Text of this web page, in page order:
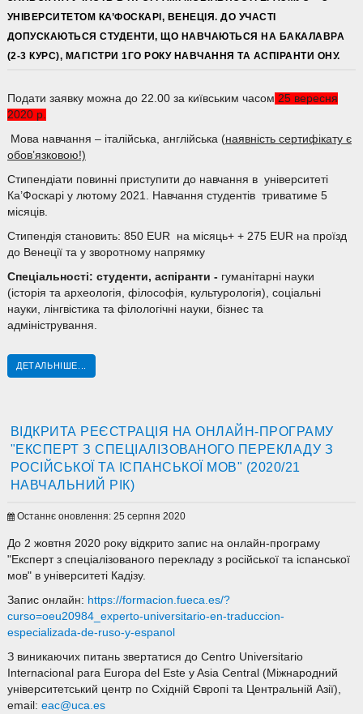
УНІВЕРСИТЕТОМ КА’ФОСКАРІ, ВЕНЕЦІЯ. ДО УЧАСТІ
ДОПУСКАЮТЬСЯ СТУДЕНТИ, ЩО НАВЧАЮТЬСЯ НА БАКАЛАВРА
(2-3 КУРС), МАГІСТРИ 1ГО РОКУ НАВЧАННЯ ТА АСПІРАНТИ ОНУ.
Подати заявку можна до 22.00 за київським часом 25 вересня
2020 р.
Мова навчання – італійська, англійська (наявність сертифікату є
обов’язковою!)
Стипендіати повинні приступити до навчання в університеті
Ка’Фоскарі у лютому 2021. Навчання студентів триватиме 5
місяців.
Стипендія становить: 850 EUR на місяць+ + 275 EUR на проїзд
до Венеції та у зворотному напрямку
Спеціальності: студенти, аспіранти -гуманітарні науки
(історія та археологія, філософія, культурологія), соціальні
науки, лінгвістика та філологічні науки, бізнес та
адміністрування.
ДЕТАЛЬНІШЕ...
ВІДКРИТА РЕЄСТРАЦІЯ НА ОНЛАЙН-ПРОГРАМУ
"ЕКСПЕРТ З СПЕЦІАЛІЗОВАНОГО ПЕРЕКЛАДУ З
РОСІЙСЬКОЇ ТА ІСПАНСЬКОЇ МОВ" (2020/21
НАВЧАЛЬНИЙ РІК)
Останнє оновлення: 25 серпня 2020
До 2 жовтня 2020 року відкрито запис на онлайн-програму
"Експерт з спеціалізованого перекладу з російської та іспанської
мов" в університеті Кадізу.
Запис онлайн: https://formacion.fueca.es/?
curso=oeu20984_experto-universitario-en-traduccion-
especializada-de-ruso-y-espanol
З виникаючих питань звертатися до Centro Universitario
Internacional para Europa del Este y Asia Central (Міжнародний
університетський центр по Східній Європі та Центральній Азії),
email: eac@uca.es